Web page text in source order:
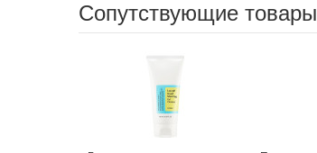
Сопутствующие товары